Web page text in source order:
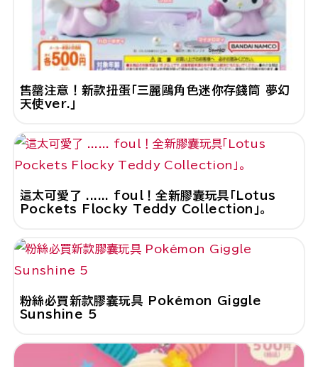
售罄注意！新款扭蛋「三麗鷗角色迷你存錢筒 夢幻
天使ver.」
這太可愛了 ...... foul！全新膠囊玩具「Lotus
Pockets Flocky Teddy Collection」。
粉絲必買新款膠囊玩具 Pokémon Giggle
Sunshine 5